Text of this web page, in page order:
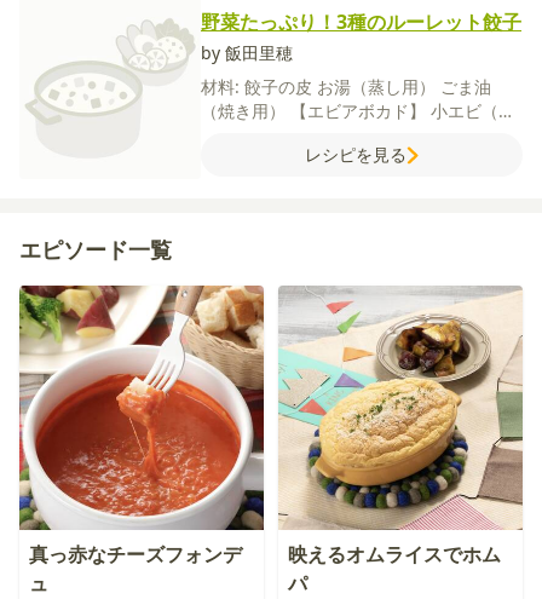
野菜たっぷり！3種のルーレット餃子
by 飯田里穂
材料: 餃子の皮 お湯（蒸し用）
ごま油
（焼き用）
【エビアボカド】 小エビ（尻
トマト（大きめ）オクラピザ用チーズ
つ
レシピを見る
エピソード一覧
真っ赤なチーズフォンデ
ュ
映えるオムライスでホム
パ